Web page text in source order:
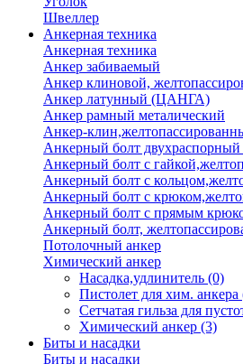
Швеллер
Анкерная техника
Анкерная техника
Анкер забиваемый
Анкер клиновой,
Анкер латунный (ЦАНГА)
Анкер рамный металический
Анкер-
Анкерный болт двухраспорный
Анкерный болт с
Анкерный болт с
Анкерный болт с
Анкерный болт с прямым
Анкерный болт,
Потолочный анкер
Химический анкер
Насадка,удлинитель (0)
Пистолет для хим. анкера
Сетчатая гильза для
Химический анкер (3)
Биты и насадки
Биты и насадки